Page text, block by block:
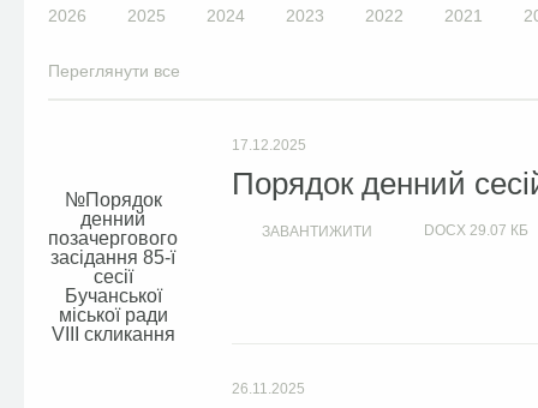
2026 2025 2024 2023 2022 2021
Переглянути все
Порядок
денний
позачергового
засідання 85-ї
сесії
Бучанської
міської ради
VIIІ скликання
17.12.2025
Порядок денний
ЗАВАНТИЖИТИ DOCX 29.07 КБ
26.11.2025